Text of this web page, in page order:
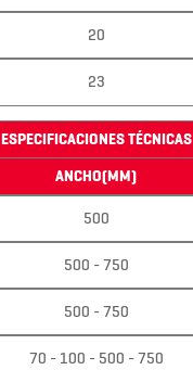
20
23
ESPECIFICACIONES TÉCNICAS
ANCHO(MM)
500
500 - 750
500 - 750
70 - 100 - 500 - 750